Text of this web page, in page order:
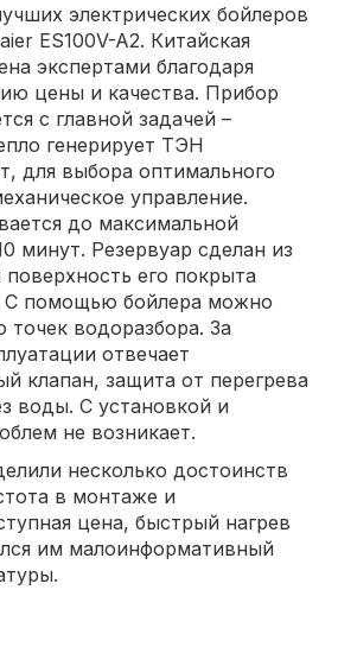
электрических бойлеров
ES100V-A2. Китайская
экспертами благодаря
цены и качества. Прибор
с главной задачей –
генерирует ТЭН
для выбора оптимального
управление.
до максимальной
минут. Резервуар сделан из
поверхность его покрыта
С помощью бойлера можно
точек водоразбора. За
отвечает
клапан, защита от перегрева
воды. С установкой и
не возникает.
несколько достоинств
в монтаже и
цена, быстрый нагрев
им малоинформативный